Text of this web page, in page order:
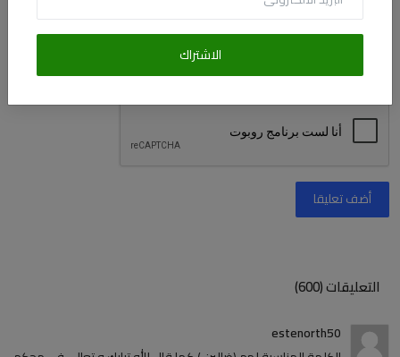
الاشتراك
أضف تعليقا
التعليقات (600)
estenorth50